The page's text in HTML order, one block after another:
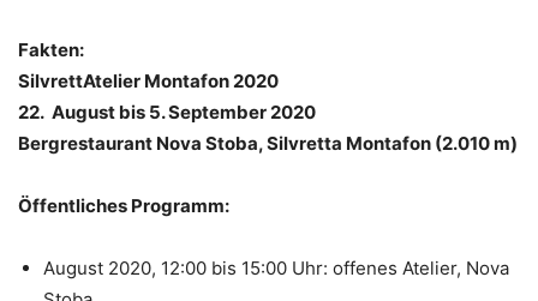
Fakten:
SilvrettAtelier Montafon 2020
22. August bis 5. September 2020
Bergrestaurant Nova Stoba, Silvretta Montafon (2.010 m)
Öffentliches Programm:
August 2020, 12:00 bis 15:00 Uhr: offenes Atelier, Nova